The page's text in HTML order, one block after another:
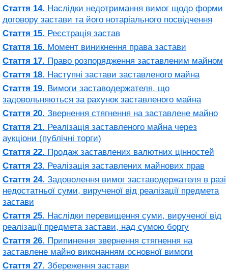
Стаття 14. Наслідки недотримання вимог щодо форми
договору застави та його нотаріального посвідчення
Стаття 15. Реєстрація застав
Стаття 16. Момент виникнення права застави
Стаття 17. Право розпорядження заставленим майном
Стаття 18. Наступні застави заставленого майна
Стаття 19. Вимоги заставодержателя, що
задовольняються за рахунок заставленого майна
Стаття 20. Звернення стягнення на заставлене майно
Стаття 21. Реалізація заставленого майна через
аукціони (публічні торги)
Стаття 22. Продаж заставлених валютних цінностей
Стаття 23. Реалізація заставлених майнових прав
Стаття 24. Задоволення вимог заставодержателя в разі
недостатньої суми, вирученої від реалізації предмета
застави
Стаття 25. Наслідки перевищення суми, вирученої від
реалізації предмета застави, над сумою боргу
Стаття 26. Припинення звернення стягнення на
заставлене майно виконанням основної вимоги
Стаття 27. Збереження застави